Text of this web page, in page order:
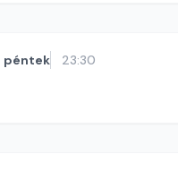
péntek 23:30